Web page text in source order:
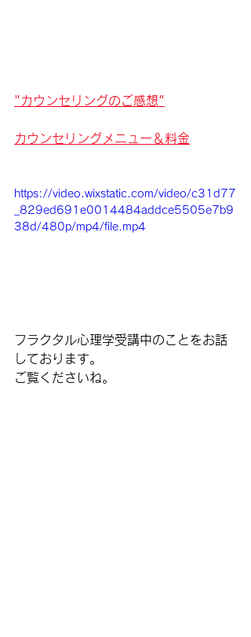
" カウンセリングのご感想"
カウンセリングメニュー＆料金
https://video.wixstatic.com/video/c31d77
_829ed691e0014484addce5505e7b9
38d/480p/mp4/file.mp4
フラクタル心理学受講中のことをお話
しております。
ご覧くださいね。